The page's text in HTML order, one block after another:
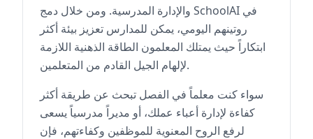
والإدارة المدرسية. ومن خلال دمج SchoolAI في
روتينهم اليومي، يمكن للمدارس تعزيز بيئة أكثر
ابتكاراً حيث يمتلك المعلمون الطاقة الذهنية اللازمة
لإلهام الجيل القادم من المتعلمين.
سواء كنت معلماً في الفصل تبحث عن طريقة أكثر
كفاءة لإدارة أعباء عملك، أو مديراً مدرسياً يسعى
لرفع الروح المعنوية للموظفين وكفاءتهم، فإن